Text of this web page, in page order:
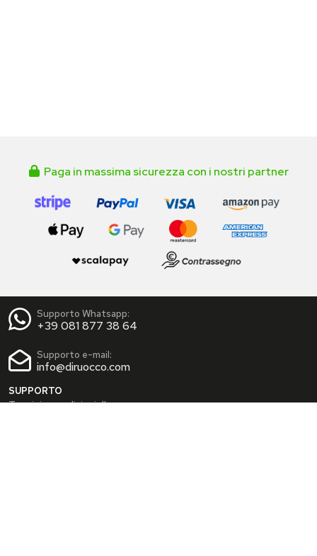
Paga in massima sicurezza con i nostri partner
Supporto Whatsapp:
+39 081 877 38 64
Supporto e-mail:
info@diruocco.com
SUPPORTO
Termini e condizioni d'uso